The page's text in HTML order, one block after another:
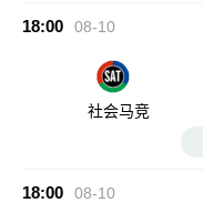
18:00 08-10
社会马竞
18:00 08-10